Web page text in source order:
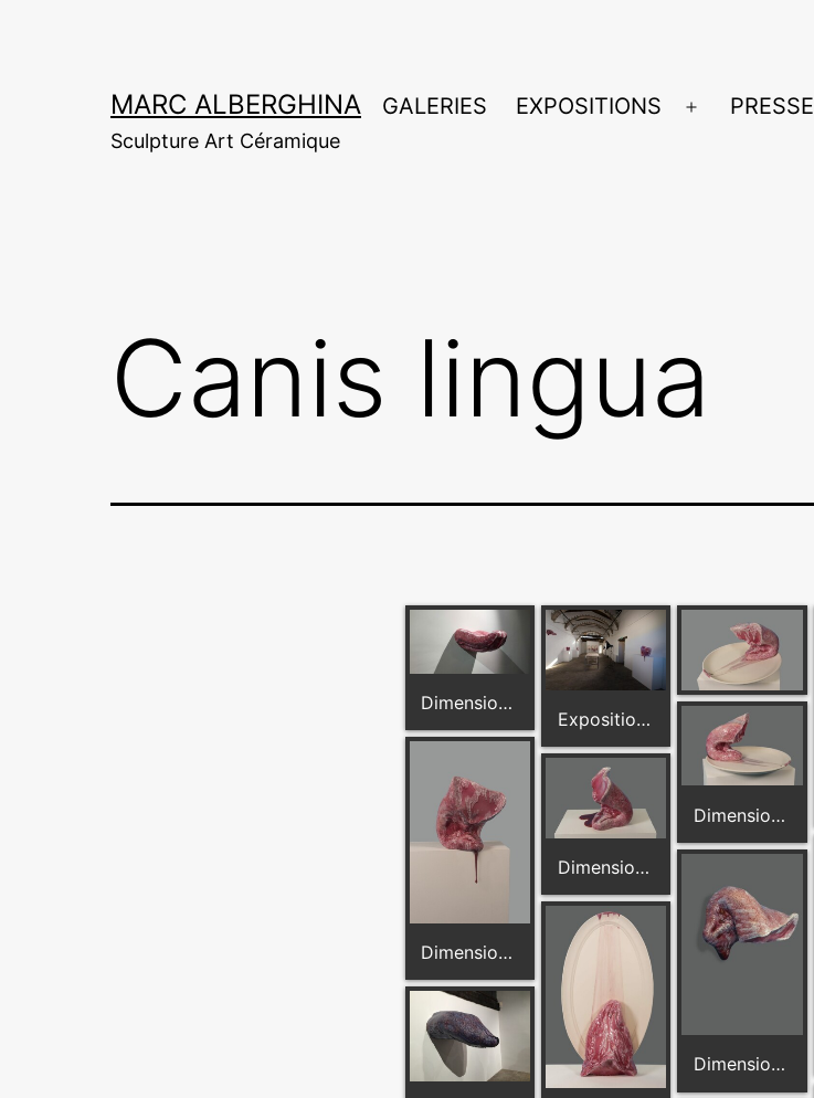
MARC ALBERGHINA
Sculpture Art Céramique
GALERIES EXPOSITIONS
Ouvrir
PRESSE
Canis lingua
Dimension 44 cm x 28 cm
Exposition Canis Lingua MADURA
Dimension: 60 cm x 37 cm
Dimension: 38 cm x 29 cm
Dimension: 38 cm x 28 cm
Dimension 30 cm x 35 cm